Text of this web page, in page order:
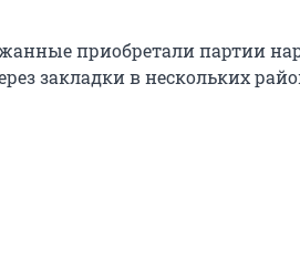
приобретали партии
закладки в нескольких